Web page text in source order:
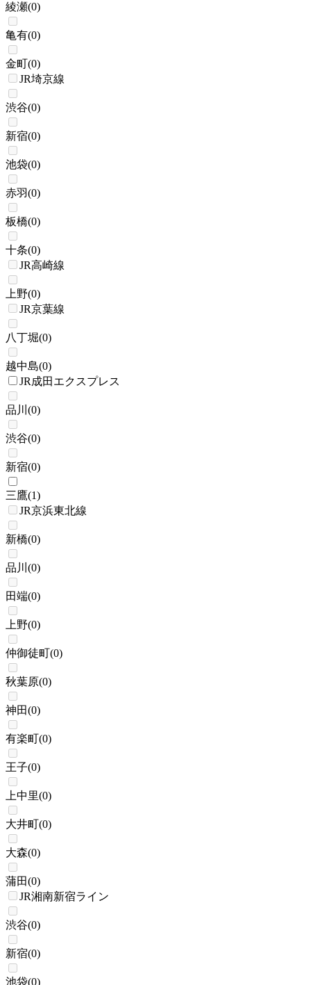
綾瀬(0)
亀有(0)
金町(0)
JR埼京線
渋谷(0)
新宿(0)
池袋(0)
赤羽(0)
板橋(0)
十条(0)
JR高崎線
上野(0)
JR京葉線
八丁堀(0)
越中島(0)
JR成田エクスプレス
品川 (0)
渋谷(0)
新宿(0)
三鷹(1)
JR京浜東北線
新橋(0)
品川 (0)
田端(0)
上野(0)
仲御徒町(0)
秋葉原(0)
神田(0)
有楽町(0)
王子(0)
上中里(0)
大井町(0)
大森(0)
蒲田(0)
JR湘南新宿ライン
渋谷(0)
新宿(0)
池袋(0)